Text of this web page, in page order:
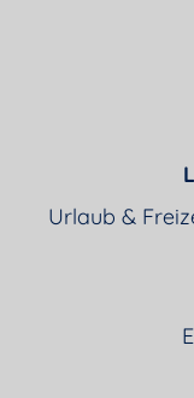
Urlaub &